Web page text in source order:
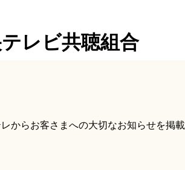
レビ共聴組合
レからお客さまへの大切なお知らせを掲載